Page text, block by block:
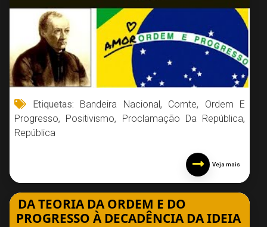
Etiquetas: Bandeira Nacional, Comte, Ordem E
Progresso, Positivismo, Proclamação Da República,
República
Veja mais
DA TEORIA DA ORDEM E DO
PROGRESSO À DECADÊNCIA DA IDEIA